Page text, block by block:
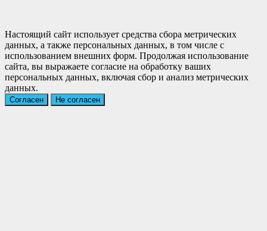
Настоящий сайт использует средства сбора метрических
данных, а также персональных данных, в том числе с
использованием внешних форм. Продолжая использование
сайта, вы выражаете согласие на обработку ваших
персональных данных, включая сбор и анализ метрических
данных.
Согласен Не согласен